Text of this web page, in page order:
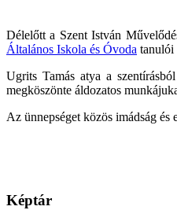
Délelőtt a Szent István
Általános Iskola és Óvoda tanulói
Ugrits Tamás atya a
megköszönte áldozatos
Az ünnepséget közös imádság
Képtár